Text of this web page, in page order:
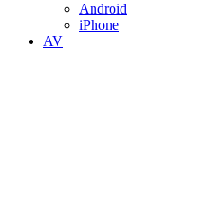
Android
iPhone
AV